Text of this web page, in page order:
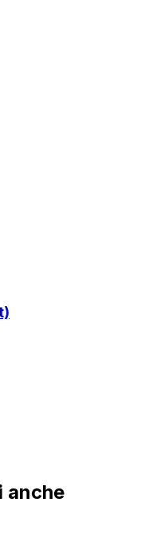
anche